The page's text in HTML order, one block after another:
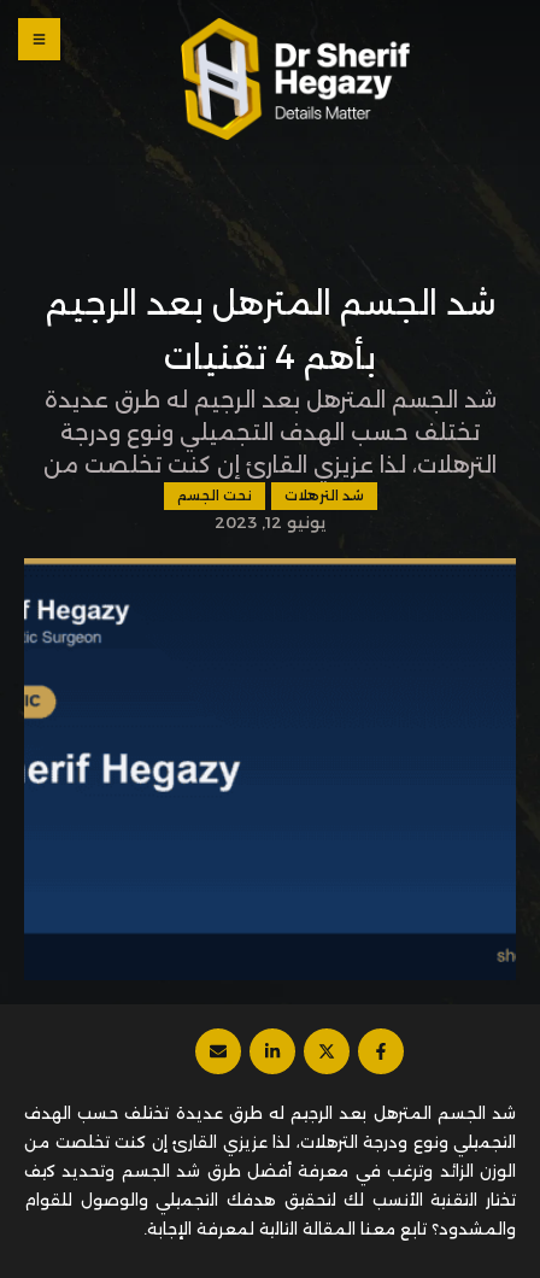
شد الجسم المترهل بعد الرجيم
بأهم 4 تقنيات
شد الجسم المترهل بعد الرجيم له طرق عديدة
تختلف حسب الهدف التجميلي ونوع ودرجة
الترهلات، لذا عزيزي القارئ إن كنت تخلصت من
الوزن الزائد وترغب في معرفة أفضل طرق شد
الجسم وتحديد كيف تختار التقنية الأنسب لك
لتحقيق هدفك التجميلي والوصول للقوام
والمشدود؟ تابع معنا المقالة التالية لمعرفة
الإجابة. طرق شد الجسم المترهل بعد الرجيم …
شد الترهلات نحت الجسم
يونيو 12, 2023
شد الجسم المترهل بعد الرجيم له طرق عديدة تختلف حسب الهدف
التجميلي ونوع ودرجة الترهلات، لذا عزيزي القارئ إن كنت تخلصت من
الوزن الزائد وترغب في معرفة أفضل طرق شد الجسم وتحديد كيف
تختار التقنية الأنسب لك لتحقيق هدفك التجميلي والوصول للقوام
والمشدود؟ تابع معنا المقالة التالية لمعرفة الإجابة.